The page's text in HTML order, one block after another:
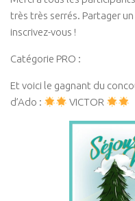
très très serrés. Partager
inscrivez-vous !
Catégorie PRO :
Et voici le gagnant du
d’Ado :
VICTOR